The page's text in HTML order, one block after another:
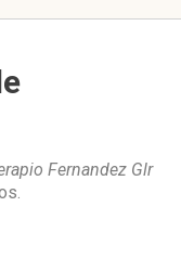
Fernandez Glr
.